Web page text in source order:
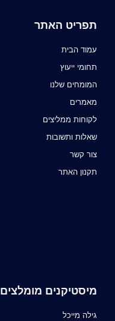
תפריט האתר
עמוד הבית
תחומי ייעוץ
המומחים שלנו
מאמרים
לקוחות ממליצים
שאלות ותשובות
צור קשר
תקנון האתר
מיסטיקנים מומלצים
גילה מייכל